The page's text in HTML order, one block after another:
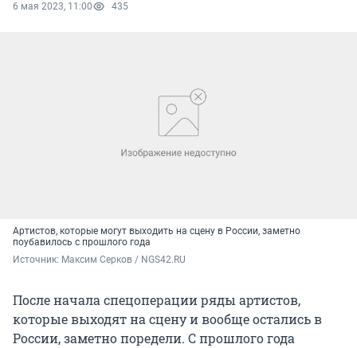
6 мая 2023, 11:00 435
Артистов, которые могут выходить на сцену в России, заметно
поубавилось с прошлого года
Источник: Максим Серков / NGS42.RU
После начала спецоперации ряды артистов,
которые выходят на сцену и вообще остались в
России, заметно поредели. С прошлого года